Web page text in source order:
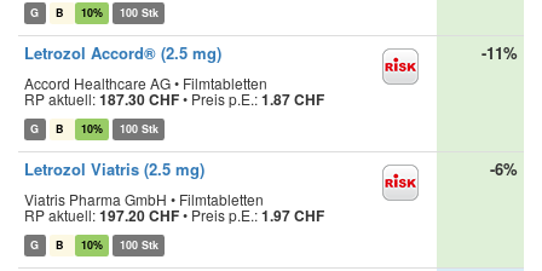
G B 10% 100 Stk
Letrozol Accord® (2.5 mg)
Accord Healthcare AG • Filmtabletten
RP aktuell:187.30 CHF• Preis p.E.:1.87 CHF
G B 10% 100 Stk
-11%
Letrozol Viatris (2.5 mg)
Viatris Pharma GmbH • Filmtabletten
RP aktuell:197.20 CHF• Preis p.E.:1.97 CHF
G B 10% 100 Stk
-6%